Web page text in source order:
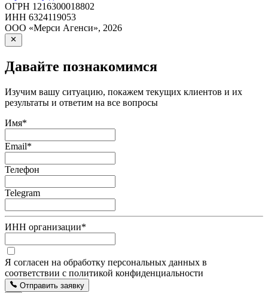
ОГРН 1216300018802
ИНН 6324119053
ООО «Мерси Агенси», 2026
Давайте познакомимся
Изучим вашу ситуацию, покажем текущих клиентов и их
результаты и ответим на все вопросы
Имя*
Email*
Телефон
Telegram
ИНН организации*
Я согласен на обработку персональных данных в
соответствии с политикой конфиденциальности
Отправить заявку